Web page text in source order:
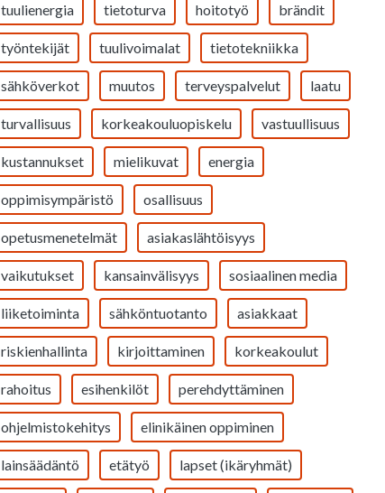
tuulienergia tietoturva hoitotyö brändit
työntekijät tuulivoimalat tietotekniikka
sähköverkot muutos terveyspalvelut laatu
turvallisuus korkeakouluopiskelu vastuullisuus
kustannukset mielikuvat energia
oppimisympäristö osallisuus
opetusmenetelmät asiakaslähtöisyys
vaikutukset kansainvälisyys sosiaalinen media
liiketoiminta sähköntuotanto asiakkaat
riskienhallinta kirjoittaminen korkeakoulut
rahoitus esihenkilöt perehdyttäminen
ohjelmistokehitys elinikäinen oppiminen
lainsäädäntö etätyö lapset (ikäryhmät)